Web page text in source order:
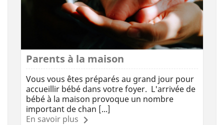
Parents à la maison
Vous vous êtes préparés au grand jour pour
accueillir bébé dans votre foyer. L'arrivée de
bébé à la maison provoque un nombre
important de chan [...]
En savoir plus